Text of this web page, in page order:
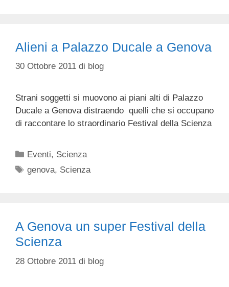
Alieni a Palazzo Ducale a Genova
30 Ottobre 2011 di blog
Strani soggetti si muovono ai piani alti di Palazzo
Ducale a Genova distraendo quelli che si occupano
di raccontare lo straordinario Festival della Scienza
Categorie
Eventi, Scienza
Tag
genova, Scienza
A Genova un super Festival della
Scienza
28 Ottobre 2011 di blog